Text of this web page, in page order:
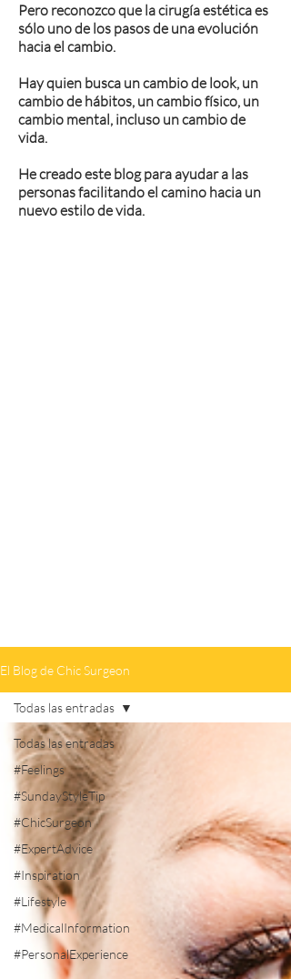
Pero reconozco que la cirugía estética es
sólo uno de los pasos de una evolución
hacia el cambio.
Hay quien busca un cambio de look, un
cambio de hábitos, un cambio físico, un
cambio mental, incluso un cambio de
vida.
He creado este blog para ayudar a las
personas facilitando el camino hacia un
nuevo estilo de vida.
El Blog de Chic Surgeon
Todas las entradas
#Feelings
#SundayStyleTip
#ChicSurgeon
#ExpertAdvice
#Inspiration
#Lifestyle
#MedicalInformation
#PersonalExperience
Todas las entradas